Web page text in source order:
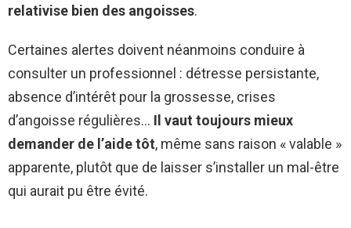
relativise bien des angoisses.
Certaines alertes doivent néanmoins conduire à
consulter un professionnel : détresse persistante,
absence d’intérêt pour la grossesse, crises
d’angoisse régulières… Il vaut toujours mieux
demander de l’aide tôt, même sans raison « valable »
apparente, plutôt que de laisser s’installer un mal-être
qui aurait pu être évité.